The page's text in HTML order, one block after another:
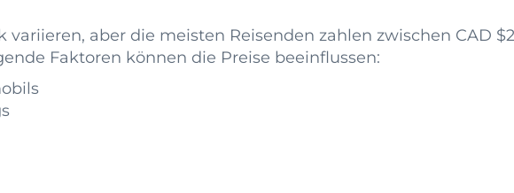
variieren, aber die meisten Reisenden zahlen zwischen CAD
Faktoren können die Preise beeinflussen: